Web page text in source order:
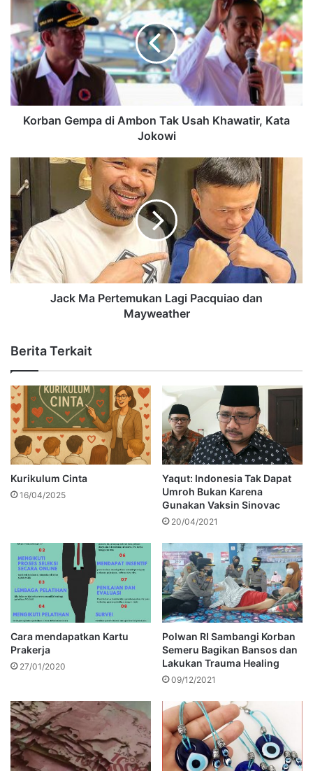
Korban Gempa di Ambon Tak Usah Khawatir, Kata
Jokowi
Jack Ma Pertemukan Lagi Pacquiao dan
Mayweather
Berita Terkait
Kurikulum Cinta
16/04/2025
Yaqut: Indonesia Tak Dapat
Umroh Bukan Karena
Gunakan Vaksin Sinovac
20/04/2021
Cara mendapatkan Kartu
Prakerja
27/01/2020
Polwan RI Sambangi Korban
Semeru Bagikan Bansos dan
Lakukan Trauma Healing
09/12/2021